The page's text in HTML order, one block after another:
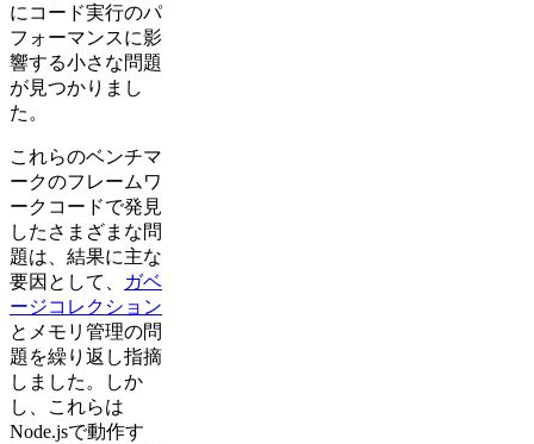
にコード実行のパ
フォーマンスに影
響する小さな問題
が見つかりまし
た。
これらのベンチマ
ークのフレームワ
ークコードで発見
したさまざまな問
題は、結果に主な
要因として、
ガベ
ージコレクション
とメモリ管理の問
題を繰り返し指摘
しました。しか
し、これらは
Node.jsで動作す